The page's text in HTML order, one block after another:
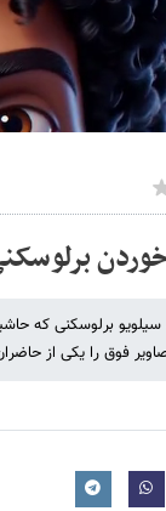
سیلویو برلوسکنی که
فوق را یکی از